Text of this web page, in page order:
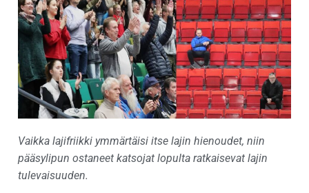
Vaikka lajifriikki ymmärtäisi itse lajin hienoudet, niin
pääsylipun ostaneet katsojat lopulta ratkaisevat lajin
tulevaisuuden.